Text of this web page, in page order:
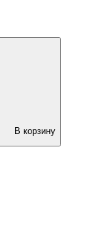
В корзину